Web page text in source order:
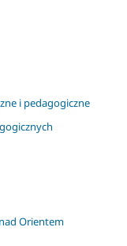
i pedagogiczne
Orientem